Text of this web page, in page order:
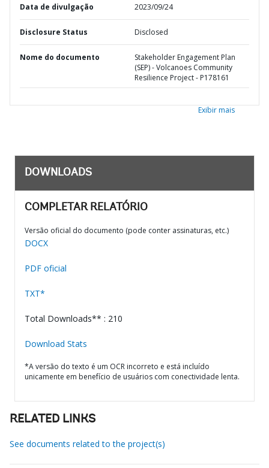
Data de divulgação 2023/09/24
Disclosure Status Disclosed
Nome do documento
Stakeholder Engagement Plan
(SEP) - Volcanoes Community
Resilience Project - P178161
Exibir mais
DOWNLOADS
COMPLETAR RELATÓRIO
Versão oficial do documento (pode conter assinaturas, etc.)
DOCX
PDF oficial
TXT*
Total Downloads** : 210
Download Stats
*A versão do texto é um OCR incorreto e está incluído
unicamente em benefício de usuários com conectividade lenta.
RELATED LINKS
See documents related to the project(s)